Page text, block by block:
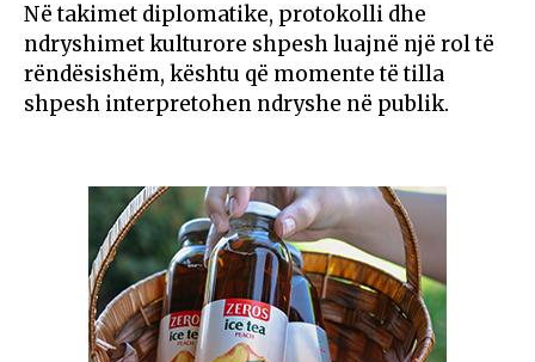
Në takimet diplomatike, protokolli dhe
ndryshimet kulturore shpesh luajnë një rol të
rëndësishëm, kështu që momente të tilla
shpesh interpretohen ndryshe në publik.